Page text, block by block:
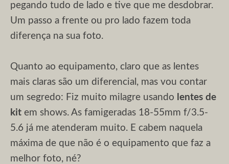
pegando tudo de lado e tive que me desdobrar.
Um passo a frente ou pro lado fazem toda
diferença na sua foto.
Quanto ao equipamento, claro que as lentes
mais claras são um diferencial, mas vou contar
um segredo: Fiz muito milagre usando lentes de
kit em shows. As famigeradas 18-55mm f/3.5-
5.6 já me atenderam muito. E cabem naquela
máxima de que não é o equipamento que faz a
melhor foto, né?